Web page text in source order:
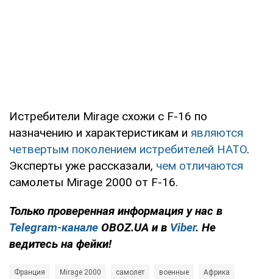
Истребители Mirage схожи с F-16 по
назначению и характеристикам и являются
четвертым поколением истребителей НАТО.
Эксперты уже рассказали, чем отличаются
самолеты Mirage 2000 от F-16.
Только проверенная информация у нас в
Telegram-канале OBOZ.UA и в Viber. Не
ведитесь на фейки!
Франция Mirage 2000 самолет военные Африка